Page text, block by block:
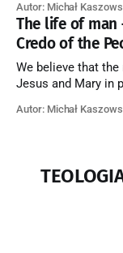
those who have
is not
Autor: Michał
The life of man
Credo of the
We believe that
Jesus and Mary in
they also, in
Autor: Michał